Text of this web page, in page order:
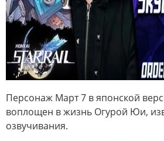
Персонаж Март 7 в японской
воплощен в жизнь Огурой Юи,
озвучивания.